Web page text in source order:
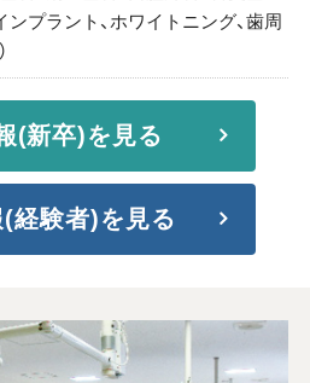
ンプラント、ホワイトニング、歯周
(新卒)を見る
経験者)を見る